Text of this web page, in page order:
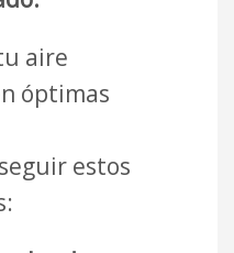
aire
óptimas
estos